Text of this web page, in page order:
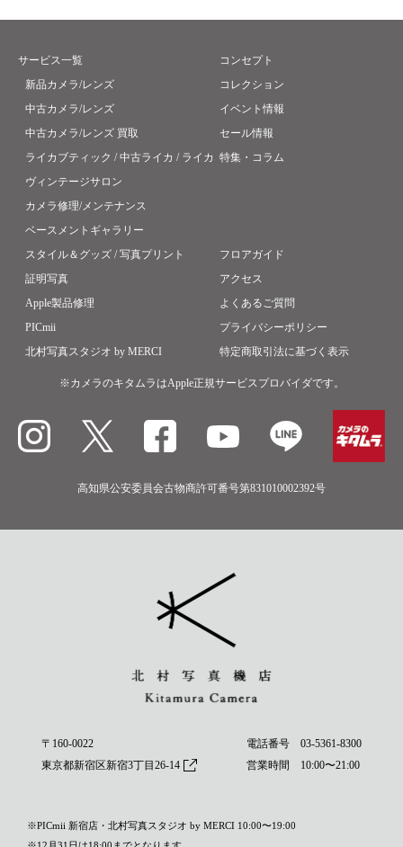
サービス一覧
新品カメラ/レンズ
中古カメラ/レンズ
中古カメラ/レンズ 買取
ライカブティック / 中古ライカ / ライカ
ヴィンテージサロン
カメラ修理/メンテナンス
ベースメントギャラリー
スタイル＆グッズ / 写真プリント
証明写真
Apple製品修理
PICmii
北村写真スタジオ by MERCI
コンセプト
コレクション
イベント情報
セール情報
特集・コラム
フロアガイド
アクセス
よくあるご質問
プライバシーポリシー
特定商取引法に基づく表示
※カメラのキタムラはApple正規サービスプロバイダです。
高知県公安委員会古物商許可番号第831010002392号
〒160-0022
東京都新宿区新宿3丁目26-14
電話番号 03-5361-8300
営業時間 10:00〜21:00
※PICmii 新宿店・北村写真スタジオ by MERCI 10:00〜19:00